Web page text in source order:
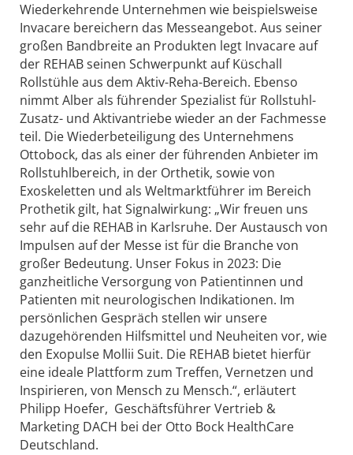
Wiederkehrende Unternehmen wie beispielsweise
Invacare bereichern das Messeangebot. Aus seiner
großen Bandbreite an Produkten legt Invacare auf
der REHAB seinen Schwerpunkt auf Küschall
Rollstühle aus dem Aktiv-Reha-Bereich. Ebenso
nimmt Alber als führender Spezialist für Rollstuhl-
Zusatz- und Aktivantriebe wieder an der Fachmesse
teil. Die Wiederbeteiligung des Unternehmens
Ottobock, das als einer der führenden Anbieter im
Rollstuhlbereich, in der Orthetik, sowie von
Exoskeletten und als Weltmarktführer im Bereich
Prothetik gilt, hat Signalwirkung: „Wir freuen uns
sehr auf die REHAB in Karlsruhe. Der Austausch von
Impulsen auf der Messe ist für die Branche von
großer Bedeutung. Unser Fokus in 2023: Die
ganzheitliche Versorgung von Patientinnen und
Patienten mit neurologischen Indikationen. Im
persönlichen Gespräch stellen wir unsere
dazugehörenden Hilfsmittel und Neuheiten vor, wie
den Exopulse Mollii Suit. Die REHAB bietet hierfür
eine ideale Plattform zum Treffen, Vernetzen und
Inspirieren, von Mensch zu Mensch.“, erläutert
Philipp Hoefer, Geschäftsführer Vertrieb &
Marketing DACH bei der Otto Bock HealthCare
Deutschland.